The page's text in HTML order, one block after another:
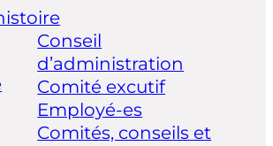
Conseil
d’administration
Comité excutif
Employé-es
Comités, conseils et